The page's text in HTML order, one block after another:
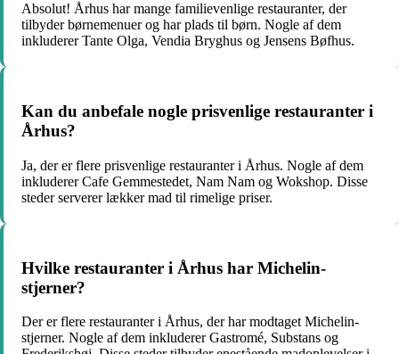
Absolut! Århus har mange familievenlige restauranter, der
tilbyder børnemenuer og har plads til børn. Nogle af dem
inkluderer Tante Olga, Vendia Bryghus og Jensens Bøfhus.
Kan du anbefale nogle prisvenlige restauranter i
Århus?
Ja, der er flere prisvenlige restauranter i Århus. Nogle af dem
inkluderer Cafe Gemmestedet, Nam Nam og Wokshop. Disse
steder serverer lækker mad til rimelige priser.
Hvilke restauranter i Århus har Michelin-
stjerner?
Der er flere restauranter i Århus, der har modtaget Michelin-
stjerner. Nogle af dem inkluderer Gastromé, Substans og